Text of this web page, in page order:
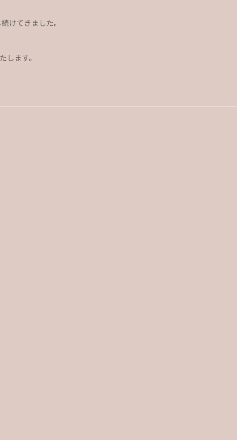
けてきました。
します。